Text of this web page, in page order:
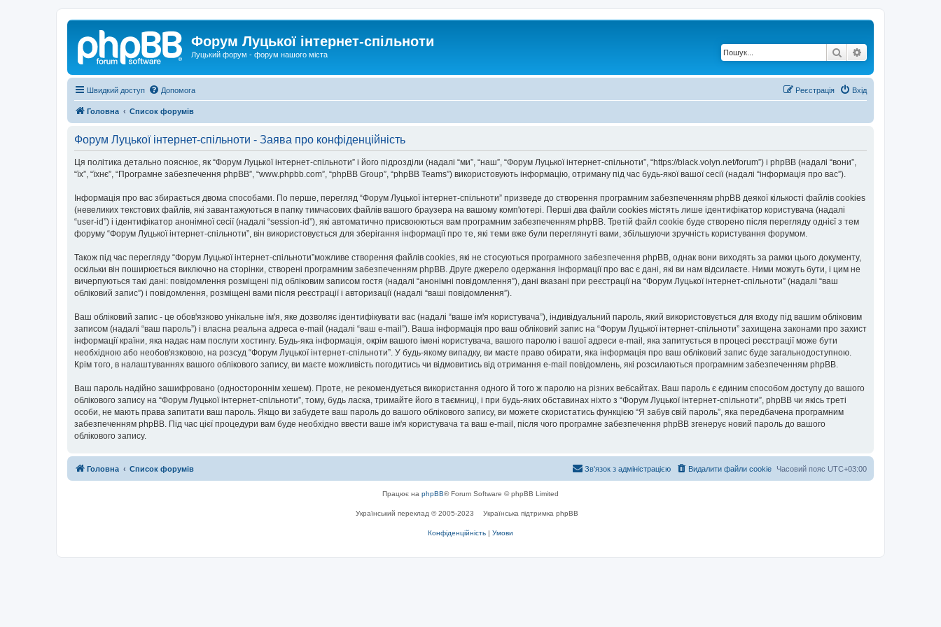
Форум Луцької інтернет-спільноти
Луцький форум - форум нашого міста Пошук
Швидкий доступ Допомога Вхід
Реєстрація
Головна Список форумів
Форум Луцької інтернет-спільноти - Заява про конфіденційність
Ця політика детально пояснює, як “Форум Луцької інтернет-спільноти” і його підрозділи (надалі “ми”, “наш”, “Форум Луцької інтернет-спільноти”, “https://black.volyn.net/forum”) і phpBB (надалі “вони”,
“їх”, “їхнє”, “Програмне забезпечення phpBB”, “www.phpbb.com”, “phpBB Group”, “phpBB Teams”) використовують інформацію, отриману під час будь-якої вашої сесії (надалі “інформація про вас”).
Інформація про вас збирається двома способами. По перше, перегляд “Форум Луцької інтернет-спільноти” призведе до створення програмним забезпеченням phpBB деякої кількості файлів cookies
(невеликих текстових файлів, які завантажуються в папку тимчасових файлів вашого браузера на вашому комп'ютері. Перші два файли cookies містять лише ідентифікатор користувача (надалі
“user-id”) і ідентифікатор анонімної сесії (надалі “session-id”), які автоматично присвоюються вам програмним забезпеченням phpBB. Третій файл cookie буде створено після перегляду однієї з тем
форуму “Форум Луцької інтернет-спільноти”, він використовується для зберігання інформації про те, які теми вже були переглянуті вами, збільшуючи зручність користування форумом.
Також під час перегляду “Форум Луцької інтернет-спільноти”можливе створення файлів cookies, які не стосуються програмного забезпечення phpBB, однак вони виходять за рамки цього документу,
оскільки він поширюється виключно на сторінки, створені програмним забезпеченням phpBB. Друге джерело одержання інформації про вас є дані, які ви нам відсилаєте. Ними можуть бути, і цим не
вичерпуються такі дані: повідомлення розміщені під обліковим записом гостя (надалі “анонімні повідомлення”), дані вказані при реєстрації на “Форум Луцької інтернет-спільноти” (надалі “ваш
обліковий запис”) і повідомлення, розміщені вами після реєстрації і авторизації (надалі “ваші повідомлення”).
Ваш обліковий запис - це обов'язково унікальне ім'я, яке дозволяє ідентифікувати вас (надалі “ваше ім'я користувача”), індивідуальний пароль, який використовується для входу під вашим обліковим
записом (надалі “ваш пароль”) і власна реальна адреса e-mail (надалі “ваш e-mail”). Ваша інформація про ваш обліковий запис на “Форум Луцької інтернет-спільноти” захищена законами про захист
інформації країни, яка надає нам послуги хостингу. Будь-яка інформація, окрім вашого імені користувача, вашого паролю і вашої адреси e-mail, яка запитується в процесі реєстрації може бути
необхідною або необов'язковою, на розсуд “Форум Луцької інтернет-спільноти”. У будь-якому випадку, ви маєте право обирати, яка інформація про ваш обліковий запис буде загальнодоступною.
Крім того, в налаштуваннях вашого облікового запису, ви маєте можливість погодитись чи відмовитись від отримання e-mail повідомлень, які розсилаються програмним забезпеченням phpBB.
Ваш пароль надійно зашифровано (одностороннім хешем). Проте, не рекомендується використання одного й того ж паролю на різних вебсайтах. Ваш пароль є єдиним способом доступу до вашого
облікового запису на “Форум Луцької інтернет-спільноти”, тому, будь ласка, тримайте його в таємниці, і при будь-яких обставинах ніхто з “Форум Луцької інтернет-спільноти”, phpBB чи якісь треті
особи, не мають права запитати ваш пароль. Якщо ви забудете ваш пароль до вашого облікового запису, ви можете скористатись функцією “Я забув свій пароль”, яка передбачена програмним
забезпеченням phpBB. Під час цієї процедури вам буде необхідно ввести ваше ім'я користувача та ваш e-mail, після чого програмне забезпечення phpBB згенерує новий пароль до вашого
облікового запису.
Головна Список форумів Часовий пояс UTC+03:00
Видалити файли cookie
Зв'язок з адміністрацією
Працює на phpBB® Forum Software © phpBB Limited
Український переклад © 2005-2023 Українська підтримка phpBB
Конфіденційність | Умови